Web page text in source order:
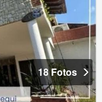
18 Fotos